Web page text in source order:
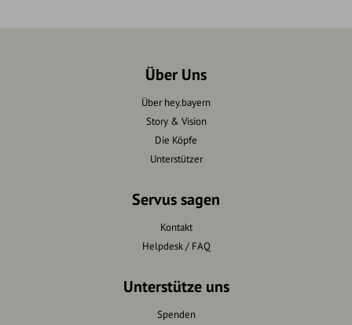
Über Uns
Über hey.bayern
Story & Vision
Die Köpfe
Unterstützer
Servus sagen
Kontakt
Helpdesk / FAQ
Unterstütze uns
Spenden